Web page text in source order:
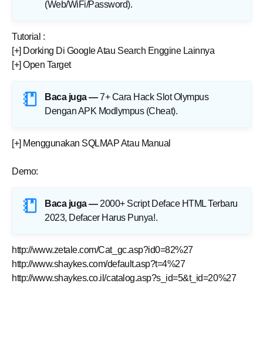
(Web/WiFi/Password).
Tutorial :
[+] Dorking Di Google Atau Search Enggine Lainnya
[+] Open Target
Baca juga — 7+ Cara Hack Slot Olympus
Dengan APK Modlympus (Cheat).
[+] Menggunakan SQLMAP Atau Manual
Demo:
Baca juga — 2000+ Script Deface HTML Terbaru
2023, Defacer Harus Punya!.
http://www.zetale.com/Cat_gc.asp?id0=82%27
http://www.shaykes.com/default.asp?t=4%27
http://www.shaykes.co.il/catalog.asp?s_id=5&t_id=20%27